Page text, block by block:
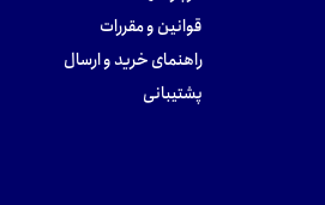
قوانین و مقررات
راهنمای خرید و ارسال
پشتیبانی